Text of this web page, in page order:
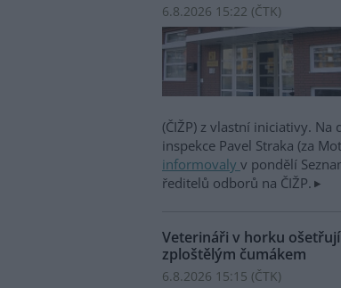
6.8.2026 15:22 (ČTK)
(ČIŽP) z vlastní iniciativy. Na
inspekce Pavel Straka (za
informovaly v pondělí
ředitelů odborů na ČIŽP.
Veterináři v horku
zploštělým čumákem
6.8.2026 15:15 (ČTK)